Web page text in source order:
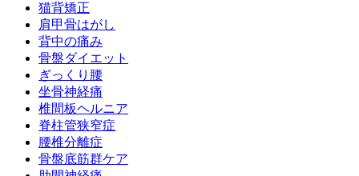
猫背矯正
肩甲骨はがし
背中の痛み
骨盤ダイエット
ぎっくり腰
坐骨神経痛
椎間板ヘルニア
脊柱管狭窄症
腰椎分離症
骨盤底筋群ケア